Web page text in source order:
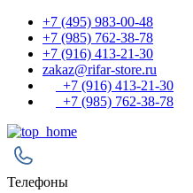
+7 (495) 983-00-48
+7 (985) 762-38-78
+7 (916) 413-21-30
zakaz@rifar-store.ru
+7 (916) 413-21-30
+7 (985) 762-38-78
Телефоны